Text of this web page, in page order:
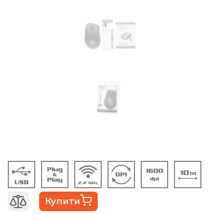
Купити